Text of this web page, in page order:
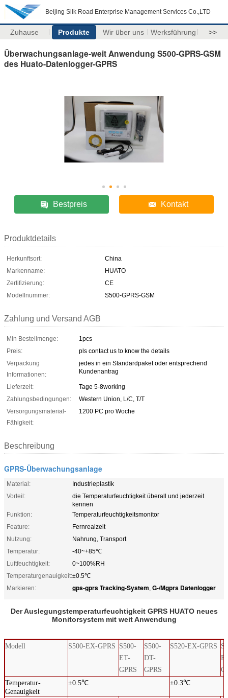
Beijing Silk Road Enterprise Management Services Co.,LTD
Zuhause Produkte Wir über uns Werksführung >>
Überwachungsanlage-weit Anwendung S500-GPRS-GSM
des Huato-Datenlogger-GPRS
Bestpreis Kontakt
Produktdetails
Herkunftsort:
China
Markenname:
HUATO
Zertifizierung:
CE
Modellnummer:
S500-GPRS-GSM
Zahlung und Versand AGB
Min Bestellmenge:
1pcs
Preis:
pls contact us to know the details
Verpackung
Informationen:
jedes in ein Standardpaket oder entsprechend
Kundenantrag
Lieferzeit:
Tage 5-8working
Zahlungsbedingungen:
Western Union, L/C, T/T
Versorgungsmaterial-
Fähigkeit:
1200 PC pro Woche
Beschreibung
GPRS-Überwachungsanlage
Material:
Industrieplastik
Vorteil:
die Temperaturfeuchtigkeit überall und jederzeit
kennen
Funktion:
Temperaturfeuchtigkeitsmonitor
Feature:
Fernrealzeit
Nutzung:
Nahrung, Transport
Temperatur:
-40~+85℃
Luftfeuchtigkeit:
0~100%RH
Temperaturgenauigkeit:±0.5℃
Markieren:
gps-gprs Tracking-System, G-/Mgprs Datenlogger
Der Auslegungstemperaturfeuchtigkeit GPRS HUATO neues
Monitorsystem mit weit Anwendung
Modell S500-EX-GPRS S500-
ET-
GPRS
S500-
DT-
GPRS
S520-EX-GPRS
Temperatur-
Genauigkeit
±0.5℃ ±0.3℃